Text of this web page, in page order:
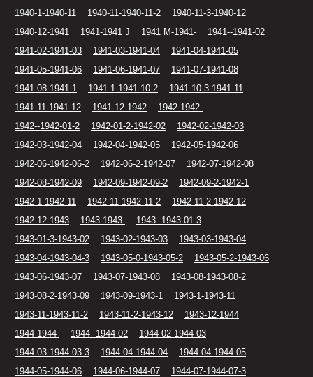
1940-1-1940-11
1940-11-1940-11-2
1940-11-3-1940-12
1940-12-1941
1941-1941 J 1941 M-1941-
1941--1941-02
1941-02-1941-03
1941-03-1941-04
1941-04-1941-05
1941-05-1941-06
1941-06-1941-07
1941-07-1941-08
1941-08-1941-1
1941-1-1941-10-2
1941-10-3-1941-11
1941-11-1941-12
1941-12-1942
1942-1942-
1942--1942-01-2
1942-01-2-1942-02
1942-02-1942-03
1942-03-1942-04
1942-04-1942-05
1942-05-1942-06
1942-06-1942-06-2
1942-06-2-1942-07
1942-07-1942-08
1942-08-1942-09
1942-09-1942-09-2
1942-09-2-1942-1
1942-1-1942-11
1942-11-1942-11-2
1942-11-2-1942-12
1942-12-1943
1943-1943-
1943--1943-01-3
1943-01-3-1943-02
1943-02-1943-03
1943-03-1943-04
1943-04-1943-04-3
1943-05-0-1943-05-2
1943-05-2-1943-06
1943-06-1943-07
1943-07-1943-08
1943-08-1943-08-2
1943-08-2-1943-09
1943-09-1943-1
1943-1-1943-11
1943-11-1943-11-2
1943-11-2-1943-12
1943-12-1944
1944-1944-
1944--1944-02
1944-02-1944-03
1944-03-1944-03-3
1944-04-1944-04
1944-04-1944-05
1944-05-1944-06
1944-06-1944-07
1944-07-1944-07-3